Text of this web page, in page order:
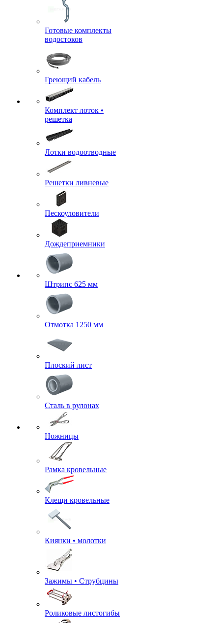
Готовые комплекты
водостоков
Греющий кабель
Комплект лоток •
решетка
Лотки водоотводные
Решетки ливневые
Пескоуловители
Дождеприемники
Штрипс 625 мм
Отмотка 1250 мм
Плоский лист
Сталь в рулонах
Ножницы
Рамка кровельные
Клещи кровельные
Киянки • молотки
Зажимы • Струбцины
Роликовые листогибы